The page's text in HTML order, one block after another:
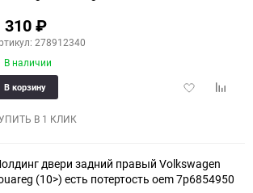
310₽
278912340
В наличии
Добавить
В корзину
В 1 КЛИК
двери задний правый Volkswagen
(10>) есть потертость oem 7p6854950